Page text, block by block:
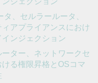
、セルラールータ、
アプライアンスにおけ
ンジェクション
ター、ネットワークセ
る権限昇格とOSコマ